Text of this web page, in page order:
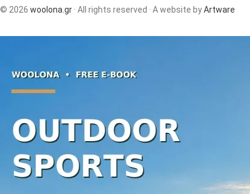
© 2026 woolona.gr · All rights reserved · A website byArtware